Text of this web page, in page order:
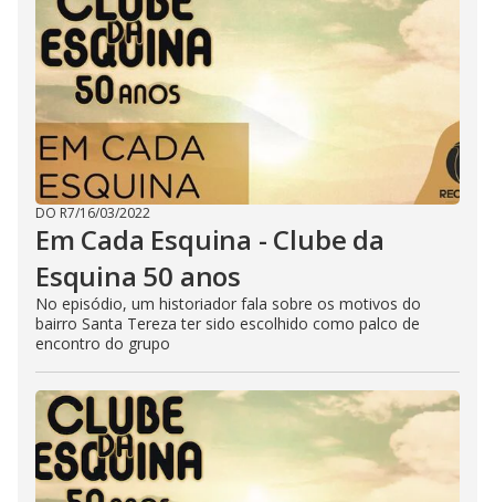
DO R7/16/03/2022
Em Cada Esquina - Clube da
Esquina 50 anos
No episódio, um historiador fala sobre os motivos do
bairro Santa Tereza ter sido escolhido como palco de
encontro do grupo